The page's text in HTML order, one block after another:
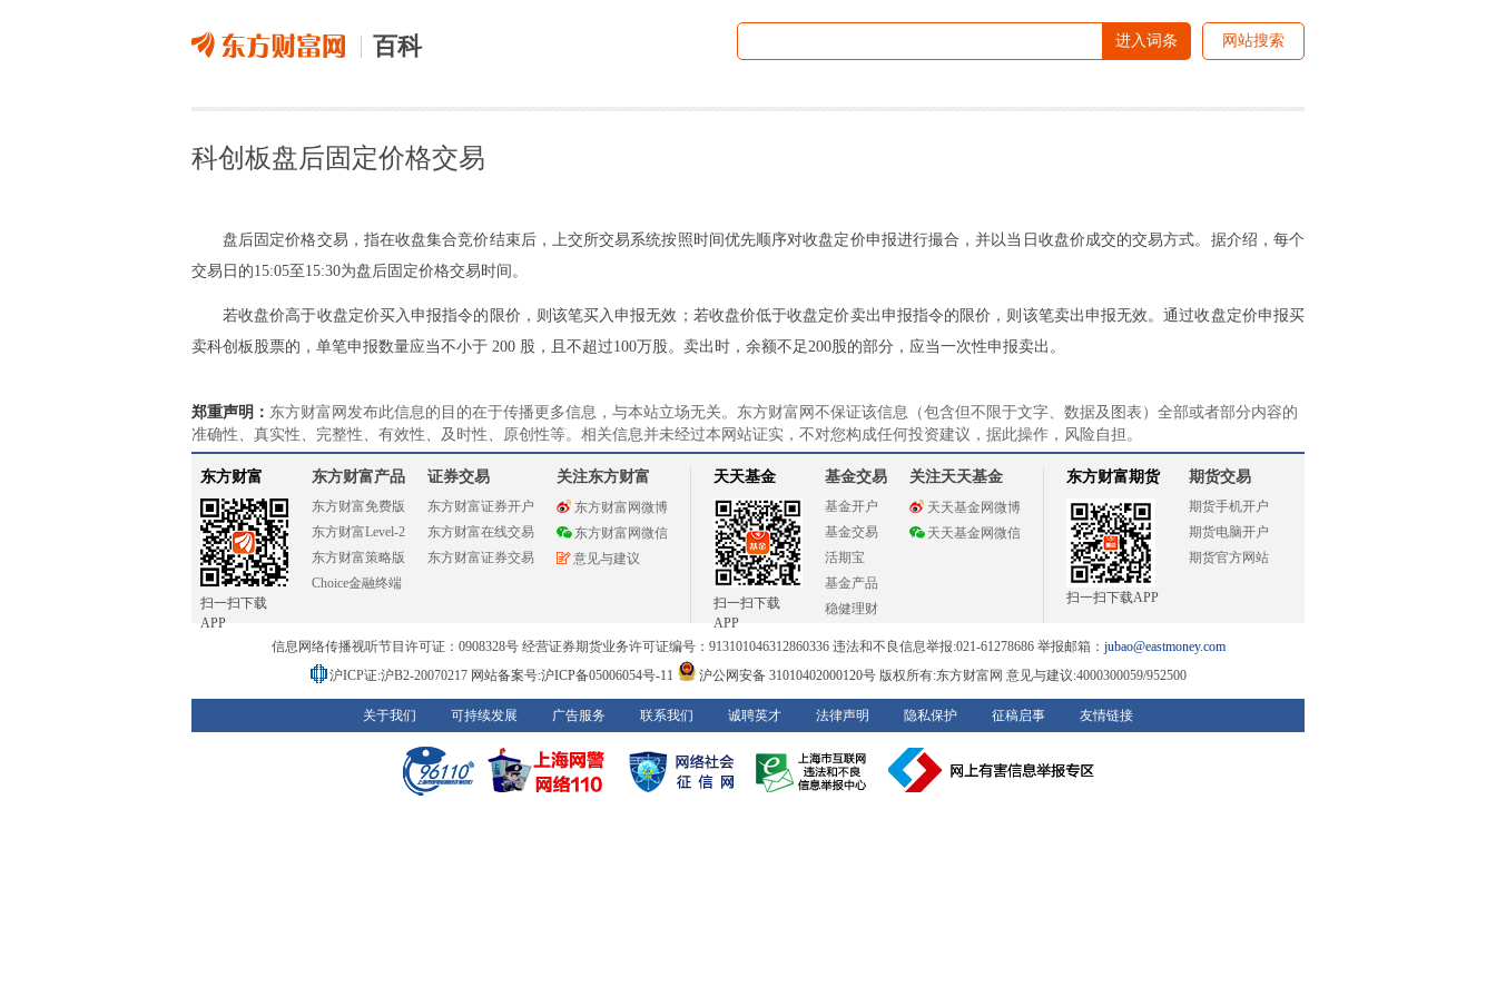
百科 进入词条 网站搜索
科创板盘后固定价格交易
盘后固定价格交易，指在收盘集合竞价结束后，上交所交易系统按照时间优先顺序对收盘定价申报进行撮合，并以当日收盘价成交的交易方式。据介绍，每个
交易日的15:05至15:30为盘后固定价格交易时间。
若收盘价高于收盘定价买入申报指令的限价，则该笔买入申报无效；若收盘价低于收盘定价卖出申报指令的限价，则该笔卖出申报无效。通过收盘定价申报买
卖科创板股票的，单笔申报数量应当不小于 200 股，且不超过100万股。卖出时，余额不足200股的部分，应当一次性申报卖出。
郑重声明： 东方财富网发布此信息的目的在于传播更多信息，与本站立场无关。东方财富网不保证该信息（包含但不限于文字、数据及图表）全部或者部分内容的
准确性、真实性、完整性、有效性、及时性、原创性等。相关信息并未经过本网站证实，不对您构成任何投资建议，据此操作，风险自担。
东方财富
扫一扫下载
APP
东方财富产品
东方财富免费版
东方财富Level-2
东方财富策略版
Choice金融终端
证券交易
东方财富证券开户
东方财富在线交易
东方财富证券交易
关注东方财富
东方财富网微博
东方财富网微信
意见与建议
天天基金
扫一扫下载
APP
基金交易
基金开户
基金交易
活期宝
基金产品
稳健理财
关注天天基金
天天基金网微博
天天基金网微信
东方财富期货
扫一扫下载APP
期货交易
期货手机开户
期货电脑开户
期货官方网站
信息网络传播视听节目许可证：0908328号 经营证券期货业务许可证编号：913101046312860336 违法和不良信息举报:021-61278686 举报邮箱： jubao@eastmoney.com
沪ICP证:沪B2-20070217 网站备案号:沪ICP备05006054号-11 沪公网安备 31010402000120号版权所有:东方财富网 意见与建议:4000300059/952500
关于我们 可持续发展 广告服务 联系我们 诚聘英才 法律声明 隐私保护 征稿启事 友情链接